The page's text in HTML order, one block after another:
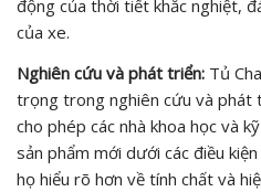
động của thời tiết khắc nghiệt,
của xe.
Nghiên cứu và phát triển: Tủ
trọng trong nghiên cứu và phát
cho phép các nhà khoa học và
sản phẩm mới dưới các điều
họ hiểu rõ hơn về tính chất và